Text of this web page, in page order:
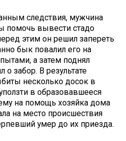
следствия, мужчина
помочь вывести стадо
этим он решил запереть
бык повалил его на
а затем поднял
о забор. В результате
несколько досок в
в образовавшееся
на помощь хозяйка дома
на место происшествия
умер до их приезда.